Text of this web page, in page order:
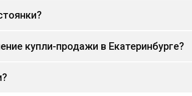
купли-продажи в Екатеринбурге?